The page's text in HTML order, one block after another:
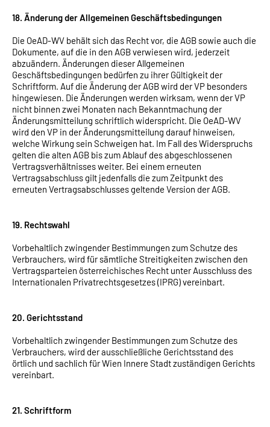
18. Änderung der Allgemeinen Geschäftsbedingungen
Die OeAD-WV behält sich das Recht vor, die AGB sowie auch die
Dokumente, auf die in den AGB verwiesen wird, jederzeit
abzuändern. Änderungen dieser Allgemeinen
Geschäftsbedingungen bedürfen zu ihrer Gültigkeit der
Schriftform. Auf die Änderung der AGB wird der VP besonders
hingewiesen. Die Änderungen werden wirksam, wenn der VP
nicht binnen zwei Monaten nach Bekanntmachung der
Änderungsmitteilung schriftlich widerspricht. Die OeAD-WV
wird den VP in der Änderungsmitteilung darauf hinweisen,
welche Wirkung sein Schweigen hat. Im Fall des Widerspruchs
gelten die alten AGB bis zum Ablauf des abgeschlossenen
Vertragsverhältnisses weiter. Bei einem erneuten
Vertragsabschluss gilt jedenfalls die zum Zeitpunkt des
erneuten Vertragsabschlusses geltende Version der AGB.
19. Rechtswahl
Vorbehaltlich zwingender Bestimmungen zum Schutze des
Verbrauchers, wird für sämtliche Streitigkeiten zwischen den
Vertragsparteien österreichisches Recht unter Ausschluss des
Internationalen Privatrechtsgesetzes (IPRG) vereinbart.
20. Gerichtsstand
Vorbehaltlich zwingender Bestimmungen zum Schutze des
Verbrauchers, wird der ausschließliche Gerichtsstand des
örtlich und sachlich für Wien Innere Stadt zuständigen Gerichts
vereinbart.
21. Schriftform